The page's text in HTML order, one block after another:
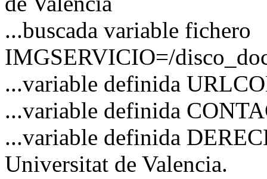
...buscada variable fichero
IMGSERVICIO=/
...variable definida
...variable definida
...variable definida
Universitat de Valencia.